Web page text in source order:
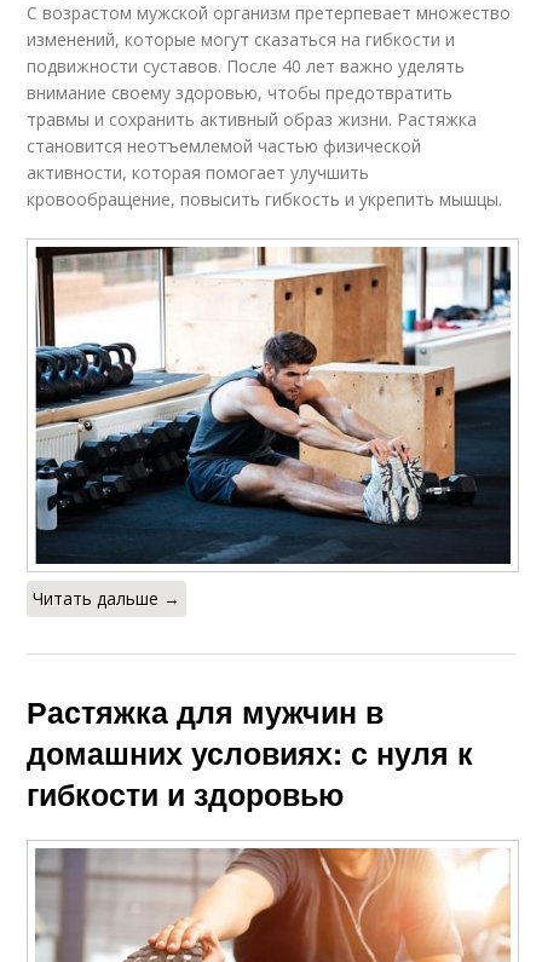
С возрастом мужской организм претерпевает множество
изменений, которые могут сказаться на гибкости и
подвижности суставов. После 40 лет важно уделять
внимание своему здоровью, чтобы предотвратить
травмы и сохранить активный образ жизни. Растяжка
становится неотъемлемой частью физической
активности, которая помогает улучшить
кровообращение, повысить гибкость и укрепить мышцы.
Читать дальше →
Растяжка для мужчин в
домашних условиях: с нуля к
гибкости и здоровью